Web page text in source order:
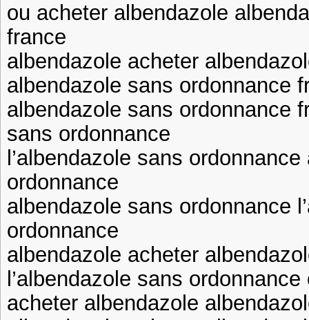
ou acheter albendazole
france
albendazole acheter
albendazole sans ordonnance
albendazole sans ordonnance
sans ordonnance
l’albendazole sans
ordonnance
albendazole sans ordonnance
ordonnance
albendazole acheter
l’albendazole sans
acheter albendazole